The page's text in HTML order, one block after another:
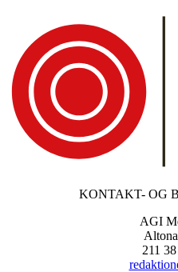
KONTAKT- OG
AGI
211